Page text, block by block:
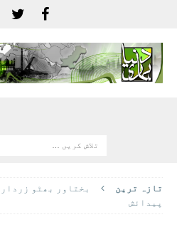
تازہ ترين
بختاور بھٹو
پیدائش